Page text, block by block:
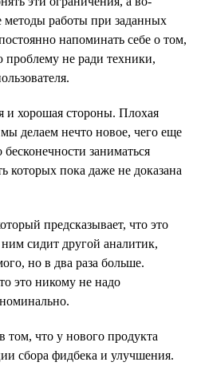
работы при заданных
напоминать себе о том,
не ради техники,
и хорошая стороны. Плохая
делаем нечто новое, чего еще
заниматься
которых пока даже не доказана
предсказывает, что это
сидит другой аналитик,
но в два раза больше.
это никому не надо
том, что у нового продукта
сбора фидбека и улучшения.